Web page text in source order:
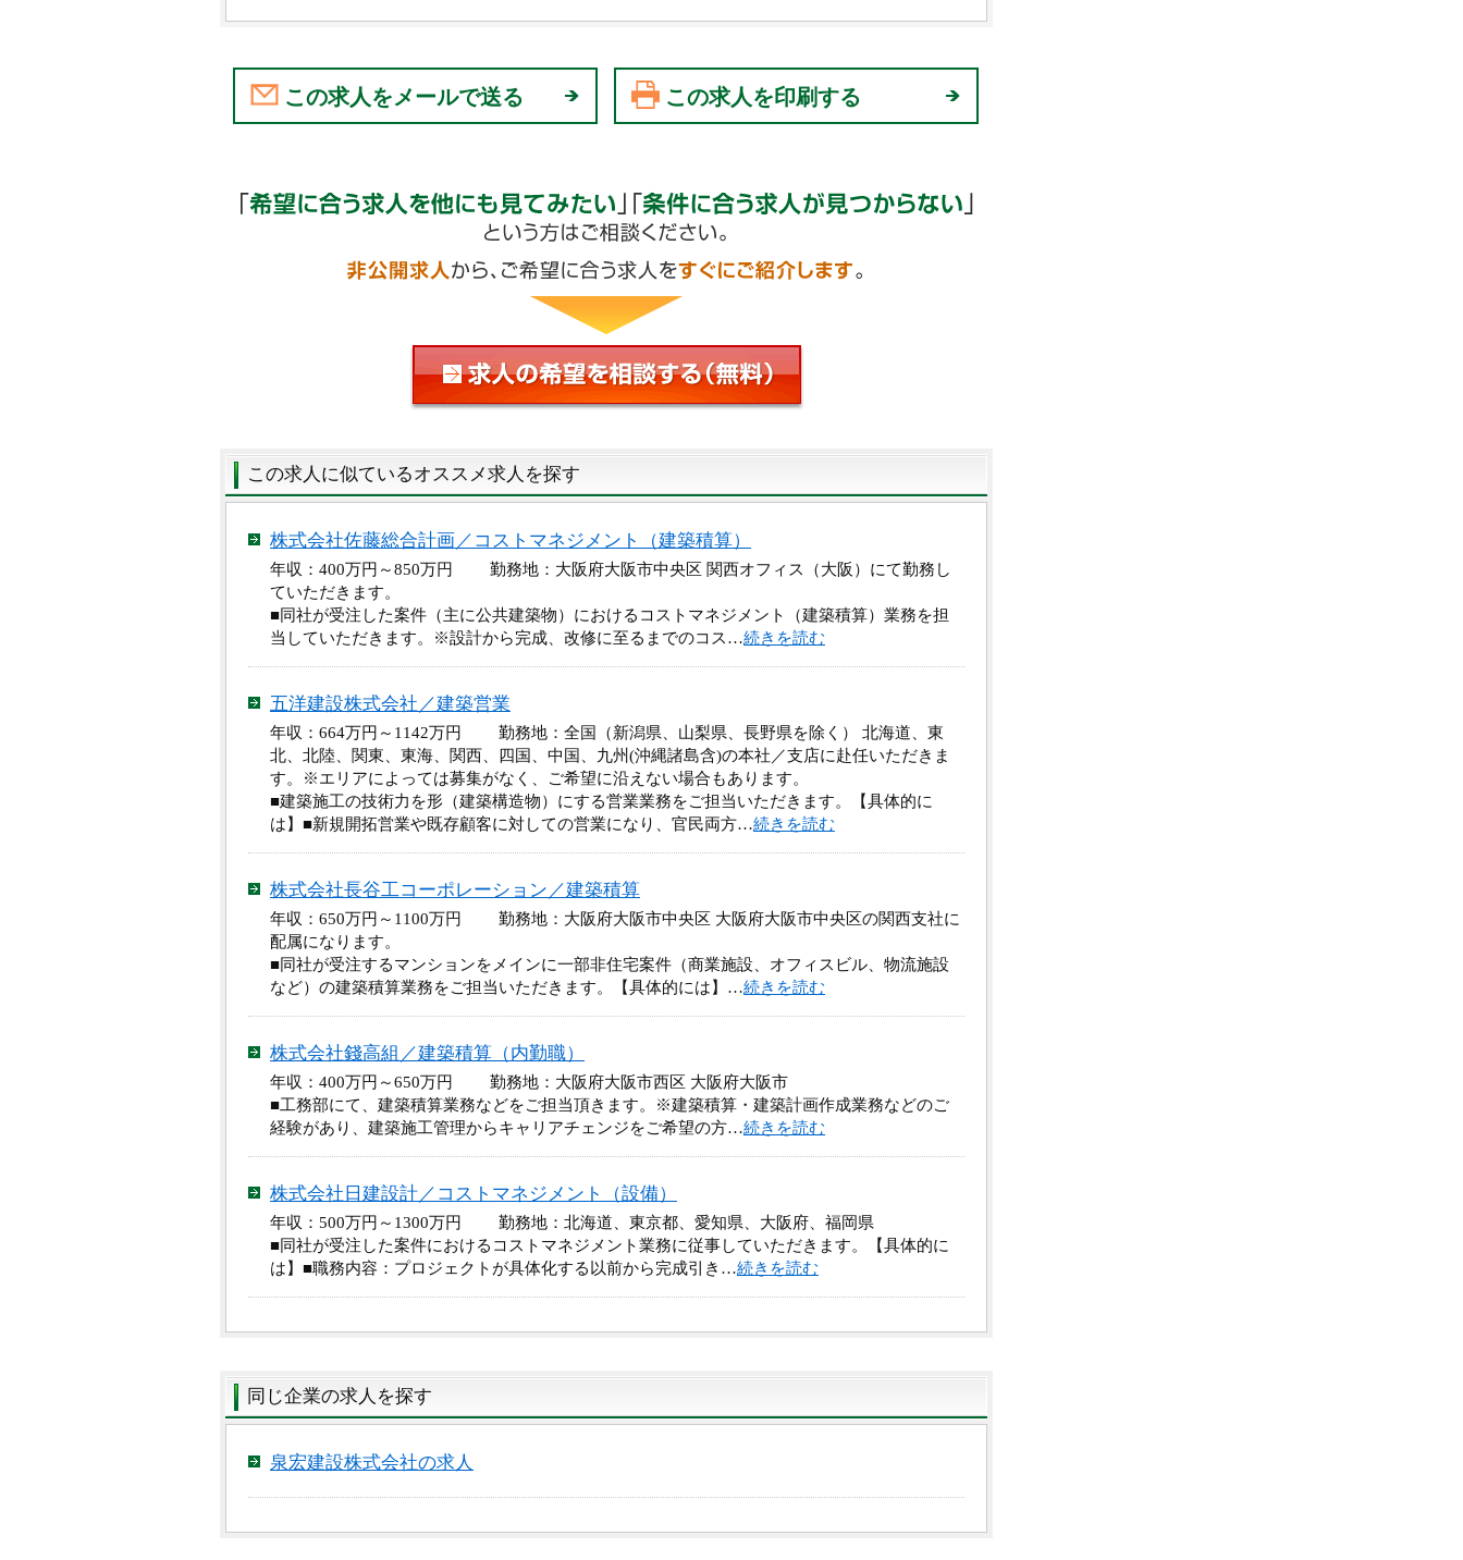
この求人をメールで送る この求人を印刷する
この求人に似ているオススメ求人を探す
株式会社佐藤総合計画／コストマネジメント（建築積算）
年収：400万円～850万円 勤務地：大阪府大阪市中央区 関西オフィス（大阪）にて勤務し
ていただきます。
■同社が受注した案件（主に公共建築物）におけるコストマネジメント（建築積算）業務を担
当していただきます。※設計から完成、改修に至るまでのコス…続きを読む
五洋建設株式会社／建築営業
年収：664万円～1142万円 勤務地：全国（新潟県、山梨県、長野県を除く） 北海道、東
北、北陸、関東、東海、関西、四国、中国、九州(沖縄諸島含)の本社／支店に赴任いただきま
す。※エリアによっては募集がなく、ご希望に沿えない場合もあります。
■建築施工の技術力を形（建築構造物）にする営業業務をご担当いただきます。【具体的に
は】■新規開拓営業や既存顧客に対しての営業になり、官民両方…続きを読む
株式会社長谷工コーポレーション／建築積算
年収：650万円～1100万円 勤務地：大阪府大阪市中央区 大阪府大阪市中央区の関西支社に
配属になります。
■同社が受注するマンションをメインに一部非住宅案件（商業施設、オフィスビル、物流施設
など）の建築積算業務をご担当いただきます。【具体的には】…続きを読む
株式会社錢高組／建築積算（内勤職）
年収：400万円～650万円 勤務地：大阪府大阪市西区 大阪府大阪市
■工務部にて、建築積算業務などをご担当頂きます。※建築積算・建築計画作成業務などのご
経験があり、建築施工管理からキャリアチェンジをご希望の方…続きを読む
株式会社日建設計／コストマネジメント（設備）
年収：500万円～1300万円 勤務地：北海道、東京都、愛知県、大阪府、福岡県
■同社が受注した案件におけるコストマネジメント業務に従事していただきます。【具体的に
は】■職務内容：プロジェクトが具体化する以前から完成引き…続きを読む
同じ企業の求人を探す
泉宏建設株式会社の求人